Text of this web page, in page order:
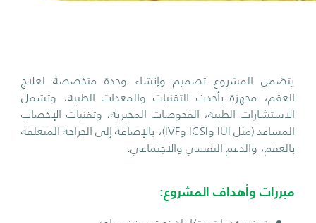
يتضمن المشروع تصميم وإنشاء وحدة متخصصة لعلاج
العقم، مجهزة بأحدث التقنيات والمعدات الطبية، وتشمل
الاستشارات الطبية، الفحوصات المخبرية، وتقنيات الإخصاب
المساعد (مثل IUI وICSI وIVF)، بالإضافة إلى الجراحة المتعلقة
بالعقم، والدعم النفسي والاجتماعي.
مبررات وأهداف المشروع: